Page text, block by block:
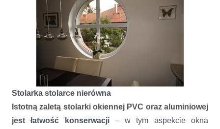
Stolarka stolarce nierówna
Istotną zaletą stolarki okiennej PVC oraz aluminiowej
jest łatwość konserwacji– w tym aspekcie okna